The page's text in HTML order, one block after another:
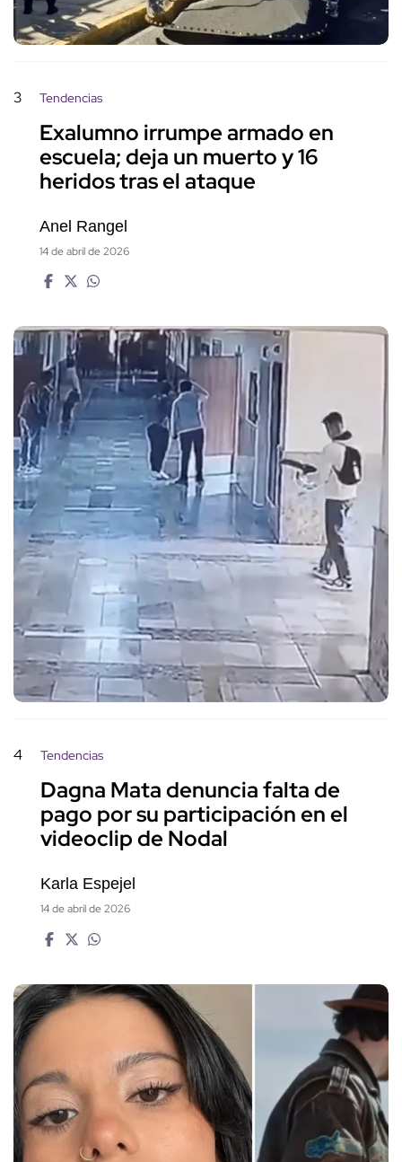
3 Tendencias
Exalumno irrumpe armado en
escuela; deja un muerto y 16
heridos tras el ataque
Anel Rangel
14 de abril de 2026
4 Tendencias
Dagna Mata denuncia falta de
pago por su participación en el
videoclip de Nodal
Karla Espejel
14 de abril de 2026